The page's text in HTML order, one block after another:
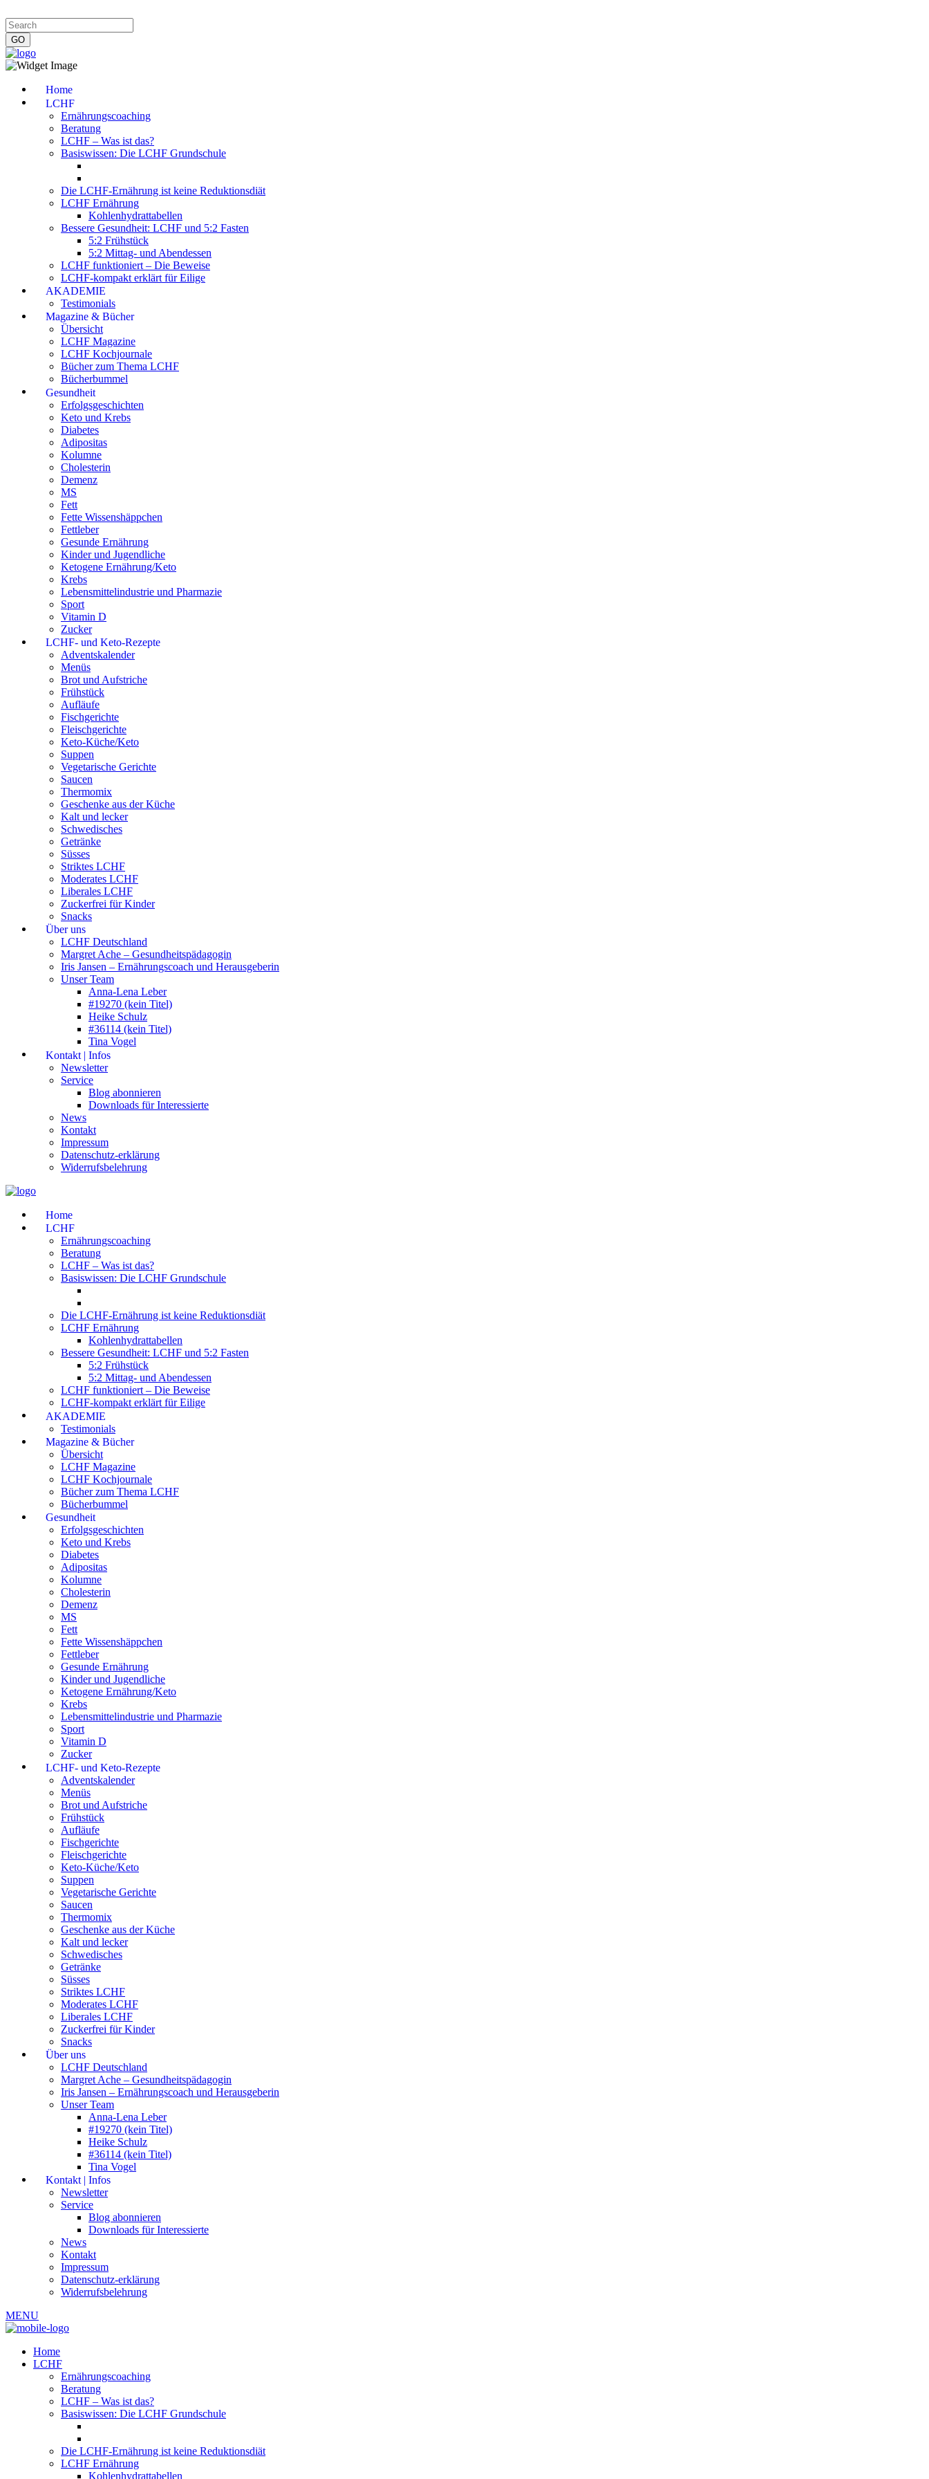
Home
LCHF
Ernährungscoaching
Beratung
LCHF – Was ist das?
Basiswissen: Die LCHF Grundschule
Die LCHF-Ernährung ist keine Reduktionsdiät
LCHF Ernährung
Kohlenhydrattabellen
Bessere Gesundheit: LCHF und 5:2 Fasten
5:2 Frühstück
5:2 Mittag- und Abendessen
LCHF funktioniert – Die Beweise
LCHF-kompakt erklärt für Eilige
AKADEMIE
Testimonials
Magazine & Bücher
Übersicht
LCHF Magazine
LCHF Kochjournale
Bücher zum Thema LCHF
Bücherbummel
Gesundheit
Erfolgsgeschichten
Keto und Krebs
Diabetes
Adipositas
Kolumne
Cholesterin
Demenz
MS
Fett
Fette Wissenshäppchen
Fettleber
Gesunde Ernährung
Kinder und Jugendliche
Ketogene Ernährung/Keto
Krebs
Lebensmittelindustrie und Pharmazie
Sport
Vitamin D
Zucker
LCHF- und Keto-Rezepte
Adventskalender
Menüs
Brot und Aufstriche
Frühstück
Aufläufe
Fischgerichte
Fleischgerichte
Keto-Küche/Keto
Suppen
Vegetarische Gerichte
Saucen
Thermomix
Geschenke aus der Küche
Kalt und lecker
Schwedisches
Getränke
Süsses
Striktes LCHF
Moderates LCHF
Liberales LCHF
Zuckerfrei für Kinder
Snacks
Über uns
LCHF Deutschland
Margret Ache – Gesundheitspädagogin
Iris Jansen – Ernährungscoach und Herausgeberin
Unser Team
Anna-Lena Leber
#19270 (kein Titel)
Heike Schulz
#36114 (kein Titel)
Tina Vogel
Kontakt | Infos
Newsletter
Service
Blog abonnieren
Downloads für Interessierte
News
Kontakt
Impressum
Datenschutz-erklärung
Widerrufsbelehrung
Home
LCHF
Ernährungscoaching
Beratung
LCHF – Was ist das?
Basiswissen: Die LCHF Grundschule
Die LCHF-Ernährung ist keine Reduktionsdiät
LCHF Ernährung
Kohlenhydrattabellen
Bessere Gesundheit: LCHF und 5:2 Fasten
5:2 Frühstück
5:2 Mittag- und Abendessen
LCHF funktioniert – Die Beweise
LCHF-kompakt erklärt für Eilige
AKADEMIE
Testimonials
Magazine & Bücher
Übersicht
LCHF Magazine
LCHF Kochjournale
Bücher zum Thema LCHF
Bücherbummel
Gesundheit
Erfolgsgeschichten
Keto und Krebs
Diabetes
Adipositas
Kolumne
Cholesterin
Demenz
MS
Fett
Fette Wissenshäppchen
Fettleber
Gesunde Ernährung
Kinder und Jugendliche
Ketogene Ernährung/Keto
Krebs
Lebensmittelindustrie und Pharmazie
Sport
Vitamin D
Zucker
LCHF- und Keto-Rezepte
Adventskalender
Menüs
Brot und Aufstriche
Frühstück
Aufläufe
Fischgerichte
Fleischgerichte
Keto-Küche/Keto
Suppen
Vegetarische Gerichte
Saucen
Thermomix
Geschenke aus der Küche
Kalt und lecker
Schwedisches
Getränke
Süsses
Striktes LCHF
Moderates LCHF
Liberales LCHF
Zuckerfrei für Kinder
Snacks
Über uns
LCHF Deutschland
Margret Ache – Gesundheitspädagogin
Iris Jansen – Ernährungscoach und Herausgeberin
Unser Team
Anna-Lena Leber
#19270 (kein Titel)
Heike Schulz
#36114 (kein Titel)
Tina Vogel
Kontakt | Infos
Newsletter
Service
Blog abonnieren
Downloads für Interessierte
News
Kontakt
Impressum
Datenschutz-erklärung
Widerrufsbelehrung
MENU
Home
LCHF
Ernährungscoaching
Beratung
LCHF – Was ist das?
Basiswissen: Die LCHF Grundschule
Die LCHF-Ernährung ist keine Reduktionsdiät
LCHF Ernährung
Kohlenhydrattabellen